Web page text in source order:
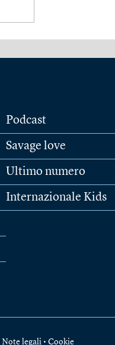
Podcast
Savage love
Ultimo numero
Internazionale Kids
Note legali • Cookie